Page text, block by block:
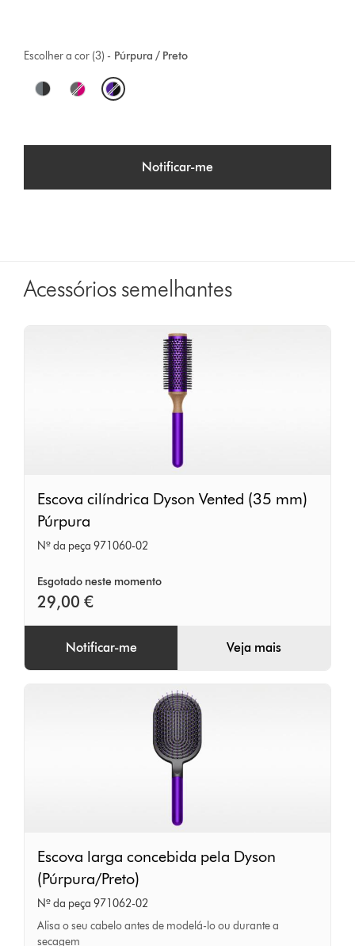
Púrpura / Preto
Escolher a cor (3) -
O
t
Notificar-me
Acessórios semelhantes
cilíndrica
Dyson
Vented
(35
mm)
Escova cilíndrica Dyson Vented (35 mm)
Púrpura
Nº da peça 971060-02
Esgotado neste momento
29,00 €
Notificar-me Veja mais
larga
concebida
pela
Dyson
Escova larga concebida pela Dyson
(Púrpura/Preto)
Nº da peça 971062-02
Alisa o seu cabelo antes de modelá-lo ou durante a
secagem